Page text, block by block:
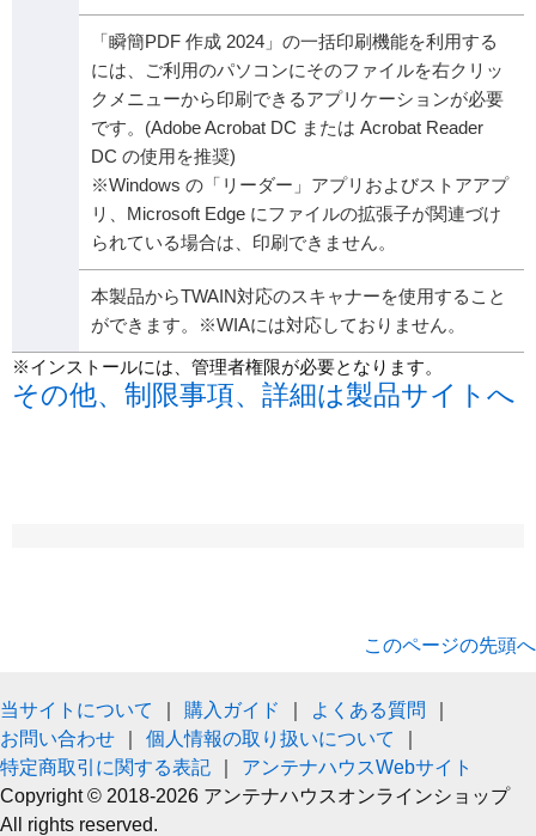
「瞬簡PDF 作成 2024」の一括印刷機能を利用する
には、ご利用のパソコンにそのファイルを右クリッ
クメニューから印刷できるアプリケーションが必要
です。(Adobe Acrobat DC または Acrobat Reader
DC の使用を推奨)
※Windows の「リーダー」アプリおよびストアアプ
リ、Microsoft Edge にファイルの拡張子が関連づけ
られている場合は、印刷できません。
本製品からTWAIN対応のスキャナーを使用すること
ができます。※WIAには対応しておりません。
※インストールには、管理者権限が必要となります。
その他、制限事項、詳細は製品サイトへ
このページの先頭へ
当サイトについて 購入ガイド よくある質問
お問い合わせ
個人情報の取り扱いについて
特定商取引に関する表記
アンテナハウスWebサイト
Copyright © 2018-2026 アンテナハウスオンラインショップ
All rights reserved.